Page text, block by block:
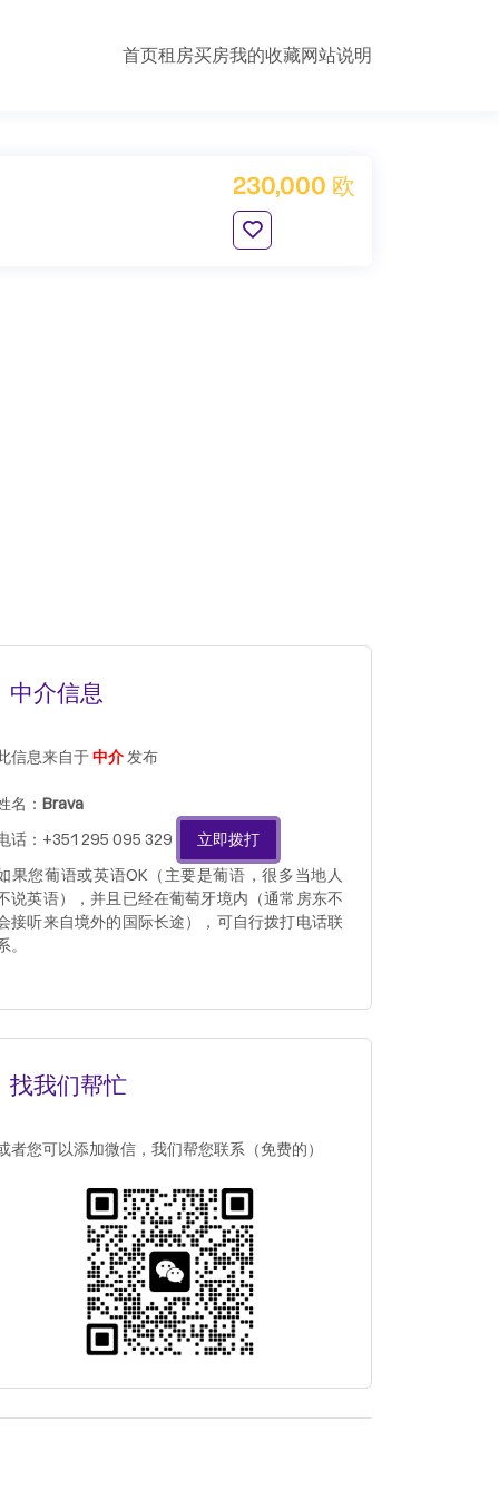
首页租房买房我的收藏网站说明
230,000 欧
中介信息
信息来自于中介发布
名： Brava
话：+351 295 095 329
立即拨打
果您葡语或英语OK（主要是葡语，很多当地人
说英语），并且已经在葡萄牙境内（通常房东不
接听来自境外的国际长途），可自行拨打电话联
。
找我们帮忙
者您可以添加微信，我们帮您联系（免费的）